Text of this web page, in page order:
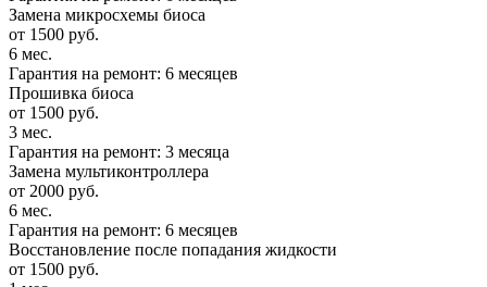
Замена микросхемы биоса
от 1500 руб.
6 мес.
Гарантия на ремонт: 6 месяцев
Прошивка биоса
от 1500 руб.
3 мес.
Гарантия на ремонт: 3 месяца
Замена мультиконтроллера
от 2000 руб.
6 мес.
Гарантия на ремонт: 6 месяцев
Восстановление после попадания жидкости
от 1500 руб.